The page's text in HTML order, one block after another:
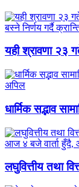
यही श्रावणा २३
धार्मिक सद्भाव
लघुवित्तीय तथा